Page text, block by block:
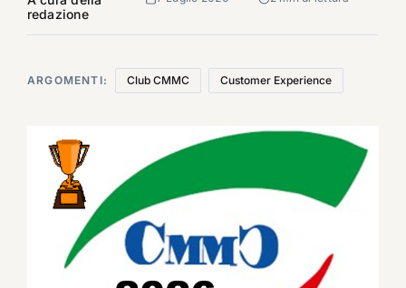
redazione
ARGOMENTI: Club CMMC Customer Experience